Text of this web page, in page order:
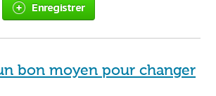
Enregistrer
bon moyen pour changer